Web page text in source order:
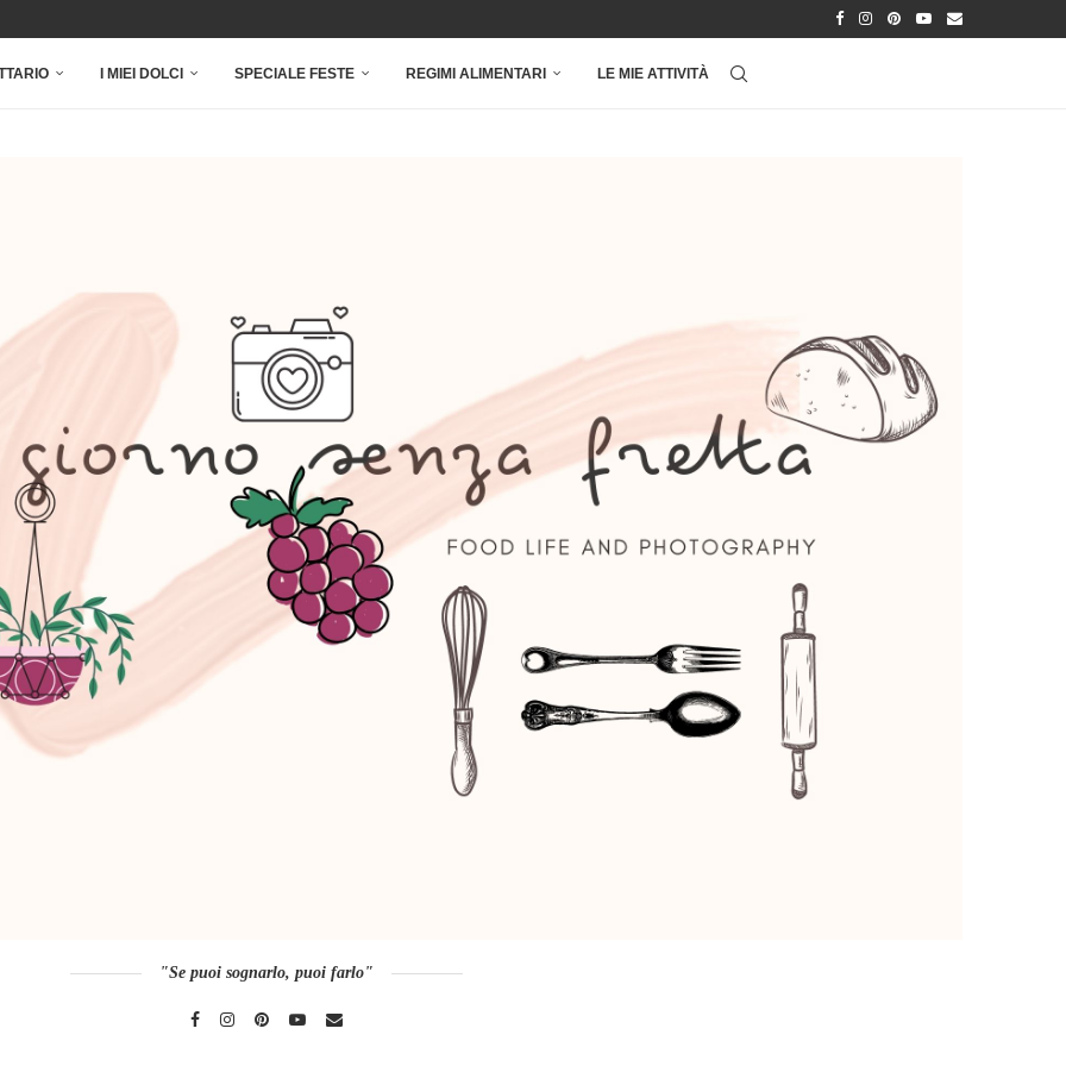
I MIEI DOLCI SPECIALE FESTE REGIMI ALIMENTARI LE MIE ATTIVITÀ
"Se puoi sognarlo, puoi farlo"